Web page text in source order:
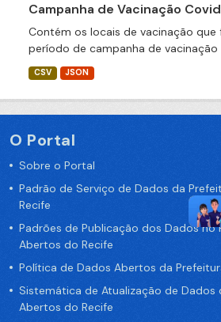
Campanha de Vacinação
Contém os locais de vacinação que
período de campanha de
CSV JSON
O Portal
Sobre o Portal
Padrão de Serviço de Dados da
Recife
Padrões de Publicação dos Dados no
Abertos do Recife
Política de Dados Abertos da
Sistemática de Atualização de Dados
Abertos do Recife